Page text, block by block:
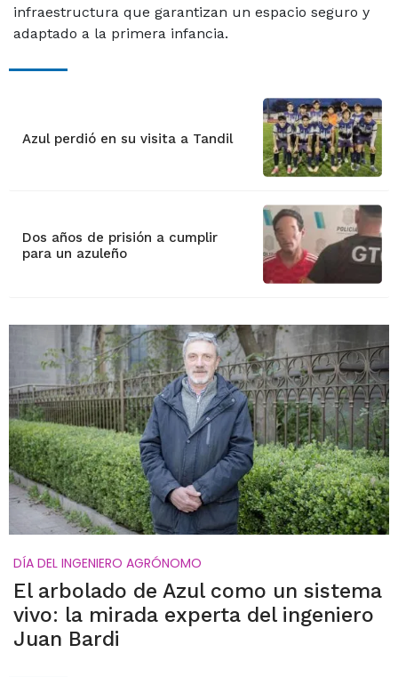
infraestructura que garantizan un espacio seguro y
adaptado a la primera infancia.
Azul perdió en su visita a Tandil
Dos años de prisión a cumplir
para un azuleño
DÍA DEL INGENIERO AGRÓNOMO
El arbolado de Azul como un sistema
vivo: la mirada experta del ingeniero
Juan Bardi